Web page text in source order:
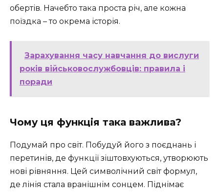
обертів. Начебто така проста річ, але кожна
поїздка – то окрема історія.
Зарахування часу навчання до вислуги
років військовослужбовців: правила і
поради
Чому ця функція така важлива?
Подумай про світ. Побудуй його з поєднань і
перетинів, де функції зіштовхуються, утворюють
нові рівняння. Цей символічний світ формул,
де лінія стала вранішнім сонцем. Піднімає